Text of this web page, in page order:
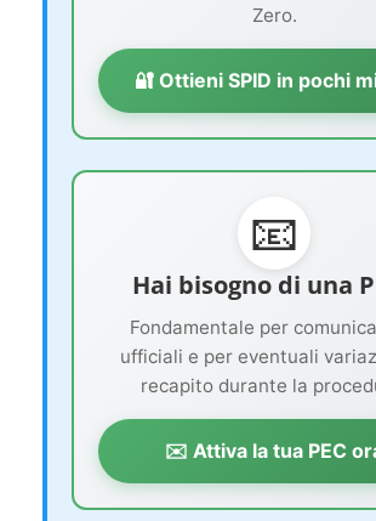
Zero.
🔐 Ottieni SPID in pochi
📧
Hai bisogno di una
Fondamentale per
ufficiali e per eventuali
recapito durante la
✉️ Attiva la tua PEC